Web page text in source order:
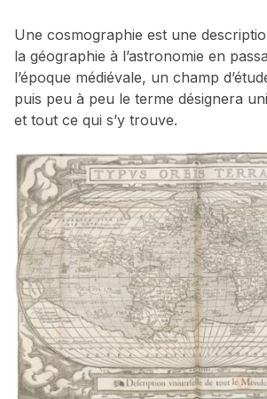
Une cosmographie est une
la géographie à l’astronomie en
l’époque médiévale, un champ
puis peu à peu le terme désignera
et tout ce qui s’y trouve.